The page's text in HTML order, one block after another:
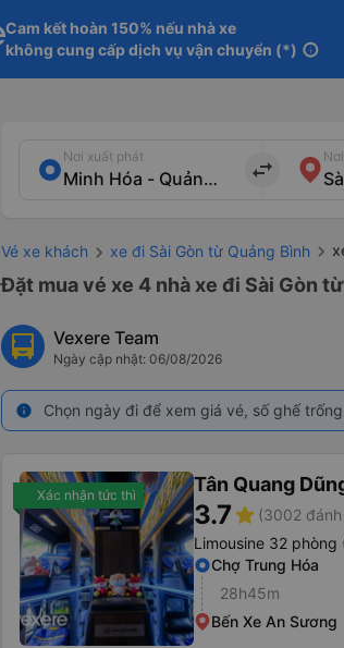
Cam kết hoàn 150% nếu nhà xe
không cung cấp dịch vụ vận chuyển (*) info
Nơi xuất phát
import_export
Vé xe khách xe đi Sài Gòn từ Quảng Bình
Đặt mua vé xe 4 nhà xe đi Sài Gòn
Vexere Team
Ngày cập nhật: 06/08/2026
info Chọn ngày đi để xem giá vé, số ghế
Xác nhận tức thì Tân Quang
3.7star (3002
Limousine 32 phòng
Chợ Trung Hóa
28h45m
Bến Xe An Sương